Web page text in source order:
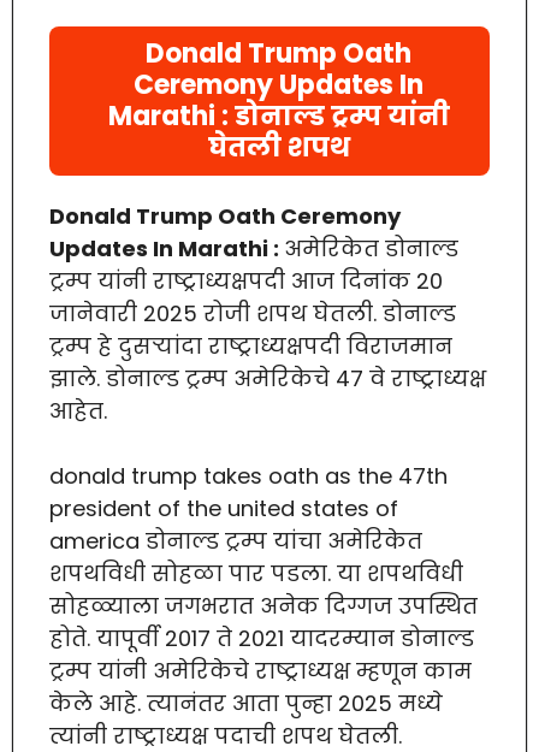
Donald Trump Oath
Ceremony Updates In
Marathi : डोनाल्ड ट्रम्प यांनी
घेतली शपथ
Donald Trump Oath Ceremony
Updates In Marathi : अमेरिकेत डोनाल्ड
ट्रम्प यांनी राष्ट्राध्यक्षपदी आज दिनांक 20
जानेवारी 2025 रोजी शपथ घेतली. डोनाल्ड
ट्रम्प हे दुसऱ्यांदा राष्ट्राध्यक्षपदी विराजमान
झाले. डोनाल्ड ट्रम्प अमेरिकेचे 47 वे राष्ट्राध्यक्ष
आहेत.
donald trump takes oath as the 47th
president of the united states of
america डोनाल्ड ट्रम्प यांचा अमेरिकेत
शपथविधी सोहळा पार पडला. या शपथविधी
सोहळ्याला जगभरात अनेक दिग्गज उपस्थित
होते. यापूर्वी 2017 ते 2021 यादरम्यान डोनाल्ड
ट्रम्प यांनी अमेरिकेचे राष्ट्राध्यक्ष म्हणून काम
केले आहे. त्यानंतर आता पुन्हा 2025 मध्ये
त्यांनी राष्ट्राध्यक्ष पदाची शपथ घेतली.